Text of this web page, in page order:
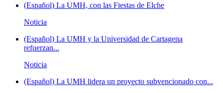
(Español) La UMH, con las Fiestas de Elche
Noticia
(Español) La UMH y la Universidad de Cartagena
refuerzan...
Noticia
(Español) La UMH lidera un proyecto subvencionado con...